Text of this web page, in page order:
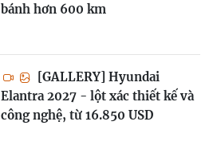
bánh hơn 600 km
[GALLERY] Hyundai
Elantra 2027 - lột xác thiết kế và
công nghệ, từ 16.850 USD